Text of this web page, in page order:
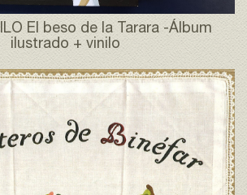
El beso de la Tarara -Álbum
ilustrado + vinilo